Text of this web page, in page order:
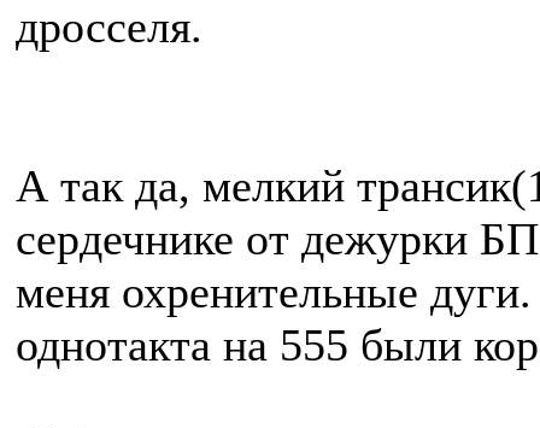
дросселя.
А так да, мелкий
сердечнике от дежурки
меня охренительные
однотакта на 555 были